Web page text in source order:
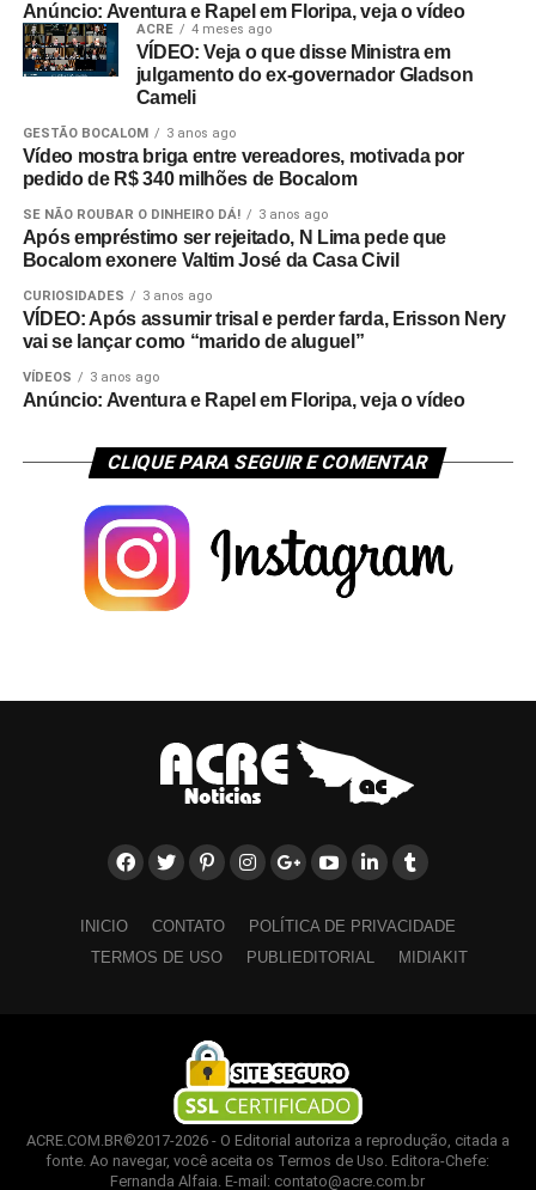
Anúncio: Aventura e Rapel em Floripa, veja o vídeo
ACRE 4 meses ago
VÍDEO: Veja o que disse Ministra em
julgamento do ex-governador Gladson
Cameli
GESTÃO BOCALOM 3 anos ago
Vídeo mostra briga entre vereadores, motivada por
pedido de R$ 340 milhões de Bocalom
SE NÃO ROUBAR O DINHEIRO DÁ! 3 anos ago
Após empréstimo ser rejeitado, N Lima pede que
Bocalom exonere Valtim José da Casa Civil
CURIOSIDADES 3 anos ago
VÍDEO: Após assumir trisal e perder farda, Erisson Nery
vai se lançar como “marido de aluguel”
VÍDEOS 3 anos ago
Anúncio: Aventura e Rapel em Floripa, veja o vídeo
CLIQUE PARA SEGUIR E COMENTAR
INICIO CONTATO
POLÍTICA DE PRIVACIDADE
TERMOS DE USO
PUBLIEDITORIAL MIDIAKIT
ACRE.COM.BR©2017-2026 - O Editorial autoriza a reprodução, citada a
fonte. Ao navegar, você aceita os Termos de Uso. Editora-Chefe:
Fernanda Alfaia. E-mail: contato@acre.com.br